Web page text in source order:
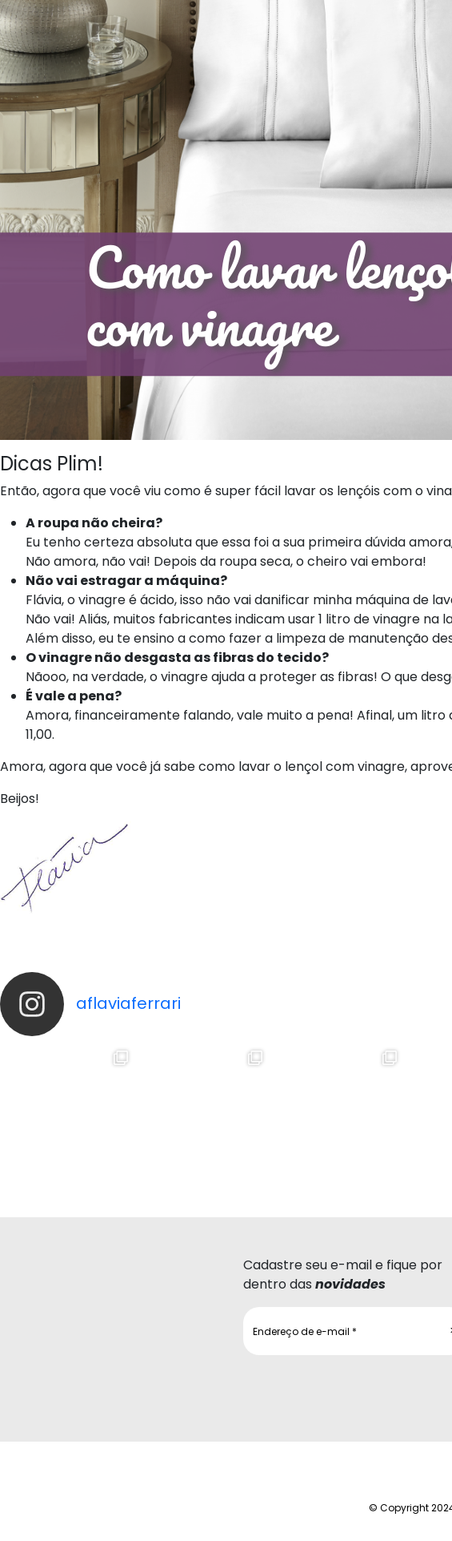
Dicas Plim!
Então, agora que você viu como é super fácil lavar os lençóis com o
A roupa não cheira?
Eu tenho certeza absoluta que essa foi a sua primeira dúvida
Não amora, não vai! Depois da roupa seca, o cheiro vai embora!
Não vai estragar a máquina?
Flávia, o vinagre é ácido, isso não vai danificar minha máquina de
Não vai! Aliás, muitos fabricantes indicam usar 1 litro de vinagre
Além disso, eu te ensino a como fazer a limpeza de manutenção
O vinagre não desgasta as fibras do tecido?
Nãooo, na verdade, o vinagre ajuda a proteger as fibras! O que
É vale a pena?
Amora, financeiramente falando, vale muito a pena! Afinal, um litro
11,00.
Amora, agora que você já sabe como lavar o lençol com vinagre,
Beijos!
aflaviaferrari
Cadastre seu e-mail e fique por
dentro das novidades
© Copyright